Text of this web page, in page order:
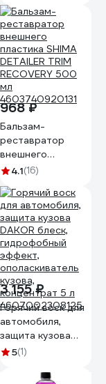
(коробка 280шт)
000629
968 ₽
Бальзам-
реставратор
внешнего
пластика SHIMA
RECOVERY 500
мл
4603740920131
4.1(16)
3 155 ₽
Горячий воск для
автомобиля,
защита кузова
DAKOR блеск,
5(1)